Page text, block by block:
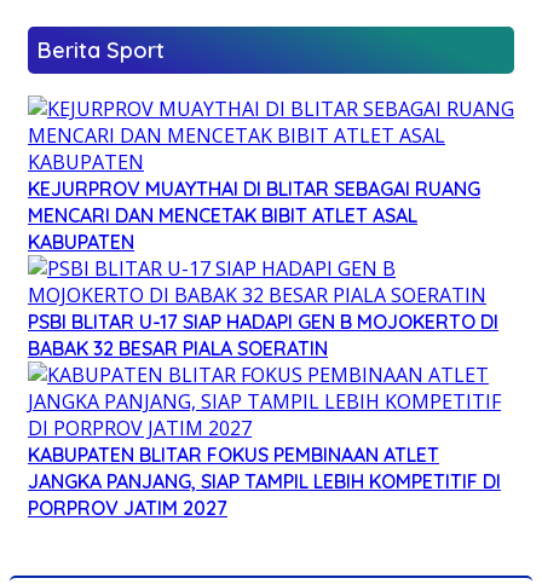
Berita Sport
KEJURPROV MUAYTHAI DI BLITAR SEBAGAI RUANG
MENCARI DAN MENCETAK BIBIT ATLET ASAL
KABUPATEN
PSBI BLITAR U-17 SIAP HADAPI GEN B MOJOKERTO DI
BABAK 32 BESAR PIALA SOERATIN
KABUPATEN BLITAR FOKUS PEMBINAAN ATLET
JANGKA PANJANG, SIAP TAMPIL LEBIH KOMPETITIF DI
PORPROV JATIM 2027